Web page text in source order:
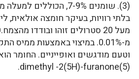
מעל 20 סטרולים זוהו ובודדו
מ-0.01%. במיצוי באמצעות
dimethyl -2(5H)-furanone(5).